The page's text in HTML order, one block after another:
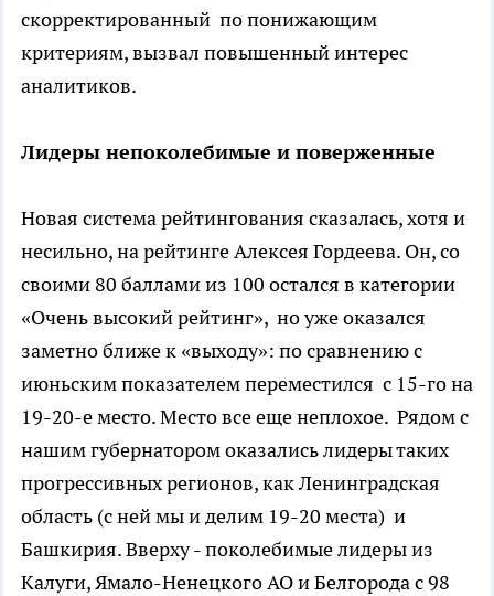
скорректированный по понижающим
критериям, вызвал повышенный интерес
аналитиков.
Лидеры непоколебимые и поверженные
Новая система рейтингования сказалась, хотя и
несильно, на рейтинге Алексея Гордеева. Он, со
своими 80 баллами из 100 остался в категории
«Очень высокий рейтинг», но уже оказался
заметно ближе к «выходу»: по сравнению с
июньским показателем переместился с 15-го на
19-20-е место. Место все еще неплохое. Рядом с
нашим губернатором оказались лидеры таких
прогрессивных регионов, как Ленинградская
область (с ней мы и делим 19-20 места) и
Башкирия. Вверху - поколебимые лидеры из
Калуги, Ямало-Ненецкого АО и Белгорода с 98